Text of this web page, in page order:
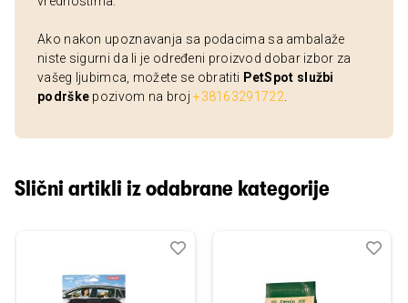
Ako nakon upoznavanja sa podacima sa ambalaže
niste sigurni da li je određeni proizvod dobar izbor za
vašeg ljubimca, možete se obratiti PetSpot službi
podrške pozivom na broj+38163291722
Slični artikli iz odabrane kategorije
Dodaj
Uporedi